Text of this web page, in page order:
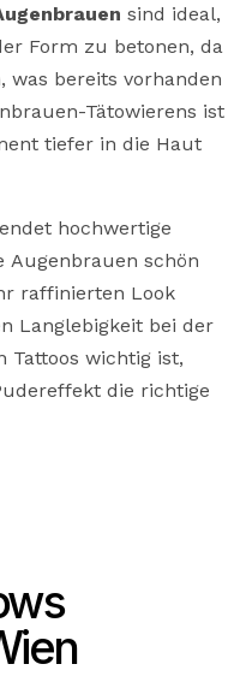
sind ideal,
Form zu betonen, da
was bereits vorhanden
Tätowierens ist
tiefer in die Haut
hochwertige
Augenbrauen schön
raffinierten Look
Langlebigkeit bei der
Tattoos wichtig ist,
die richtige